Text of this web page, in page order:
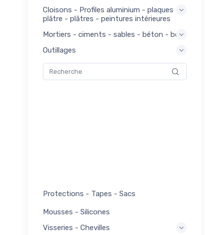
Cloisons - Profiles aluminium - plaques
plâtre - plâtres - peintures intérieures
Mortiers - ciments - sables - béton - bois
Outillages
Protections - Tapes - Sacs
Mousses - Silicones
Visseries - Chevilles